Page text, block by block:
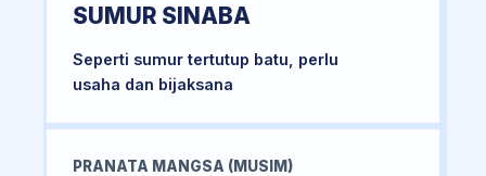
SUMUR SINABA
Seperti sumur tertutup batu, perlu
usaha dan bijaksana
PRANATA MANGSA (MUSIM)